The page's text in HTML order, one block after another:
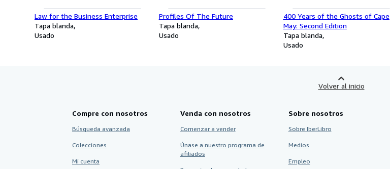
Law for the Business Enterprise
Tapa blanda
Usado
Profiles Of The Future
Tapa blanda
Usado
400 Years of the Ghosts of Cape
May: Second Edition
Tapa blanda
Usado
Volver al inicio
Compre con nosotros
Búsqueda avanzada
Colecciones
Mi cuenta
Venda con nosotros
Comenzar a vender
Únase a nuestro programa de
afiliados
Sobre nosotros
Sobre IberLibro
Medios
Empleo